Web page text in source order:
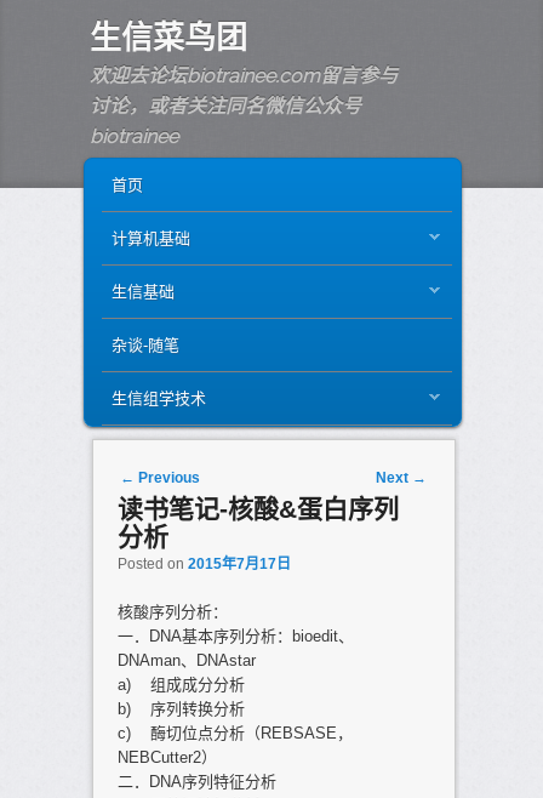
生信菜鸟团
欢迎去论坛biotrainee.com留言参与
讨论，或者关注同名微信公众号
biotrainee
SKIP TO PRIMARY CONTENT
SKIP TO SECONDARY CONTENT
首页
计算机基础
生信基础
杂谈-随笔
生信组学技术
Post navigation
← Previous Next →
读书笔记-核酸&蛋白序列
分析
Posted on 2015年7月17日
核酸序列分析：
一．DNA基本序列分析：bioedit、
DNAman、DNAstar
a) 组成成分分析
b) 序列转换分析
c) 酶切位点分析（REBSASE，
NEBCutter2）
二．DNA序列特征分析